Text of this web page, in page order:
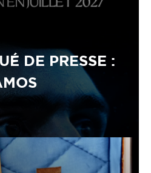
DE PRESSE :